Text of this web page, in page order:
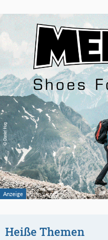
Heiße Themen